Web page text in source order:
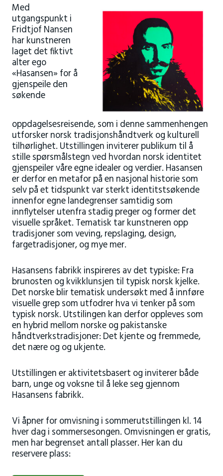
Med
utgangspunkt i
Fridtjof Nansen
har kunstneren
laget det fiktivt
alter ego
«Hasansen» for å
gjenspeile den
søkende
oppdagelsesreisende, som i denne sammenhengen
utforsker norsk tradisjonshåndtverk og kulturell
tilhørlighet. Utstillingen inviterer publikum til å
stille spørsmålstegn ved hvordan norsk identitet
gjenspeiler våre egne idealer og verdier. Hasansen
er derfor en metafor på en nasjonal historie som
selv på et tidspunkt var sterkt identitstsøkende
innenfor egne landegrenser samtidig som
innflytelser utenfra stadig preger og former det
visuelle språket. Tematisk tar kunstneren opp
tradisjoner som veving, repslaging, design,
fargetradisjoner, og mye mer.
Hasansens fabrikk inspireres av det typiske: Fra
brunosten og kvikklunsjen til typisk norsk kjelke.
Det norske blir tematisk undersøkt med å innføre
visuelle grep som utfodrer hva vi tenker på som
typisk norsk. Utstilingen kan derfor oppleves som
en hybrid mellom norske og pakistanske
håndtverkstradisjoner: Det kjente og fremmede,
det nære og og ukjente.
Utstillingen er aktivitetsbasert og inviterer både
barn, unge og voksne til å leke seg gjennom
Hasansens fabrikk.
Vi åpner for omvisning i sommerutstillingen kl. 14
hver dag i sommersesongen. Omvisningen er gratis,
men har begrenset antall plasser. Her kan du
reservere plass: